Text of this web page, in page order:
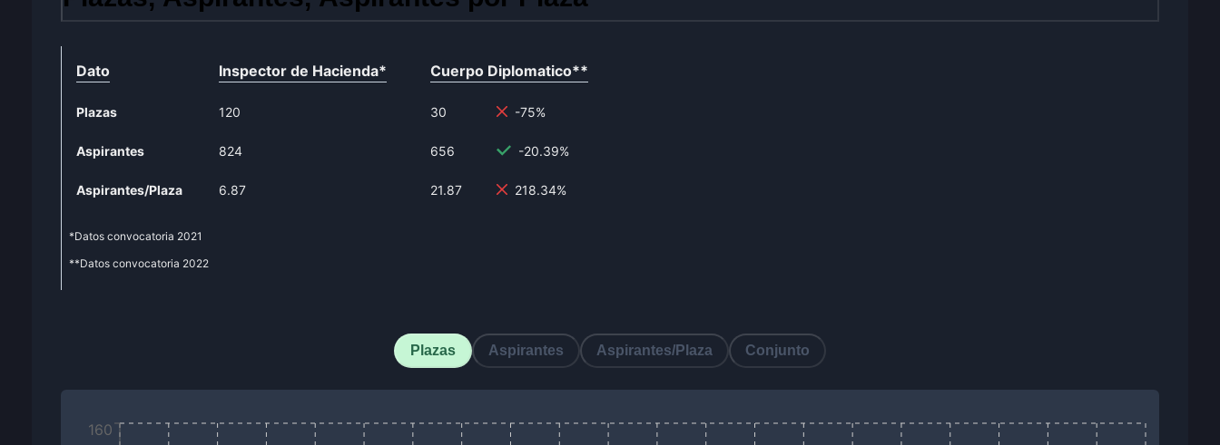
Dato Inspector de Hacienda*
Plazas 120
Aspirantes 824
Aspirantes/Plaza 6.87
Cuerpo Diplomatico**
30 -75%
656 -20.39%
21.87 218.34%
*Datos convocatoria 2021
**Datos convocatoria 2022
Plazas Aspirantes Aspirantes/Plaza Conjunto
160